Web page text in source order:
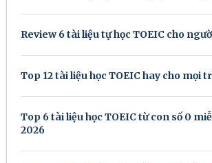
Review 6 tài liệu tự học TOEIC cho
Top 12 tài liệu học TOEIC hay cho mọi
Top 6 tài liệu học TOEIC từ con số 0
2026